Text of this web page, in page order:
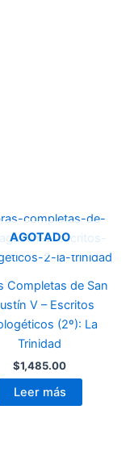
AGOTADO
Completas de San
V – Escritos
(2º): La
Trinidad
$1,485.00
Leer más